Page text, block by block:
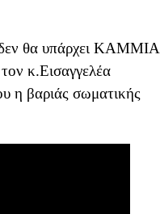
δεν θα υπάρχει ΚΑΜΜΙΑ
κ.Εισαγγελέα
η βαριάς σωματικής